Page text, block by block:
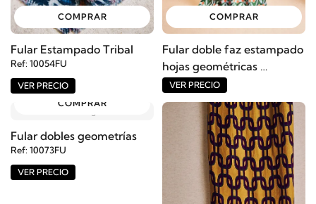
COMPRAR
Fular Estampado Tribal
Ref: 10054FU
VER PRECIO
COMPRAR
Fular doble faz estampado
hojas geométricas
Ref: 10072FU
VER PRECIO
COMPRAR
Fular dobles geometrías
Ref: 10073FU
VER PRECIO